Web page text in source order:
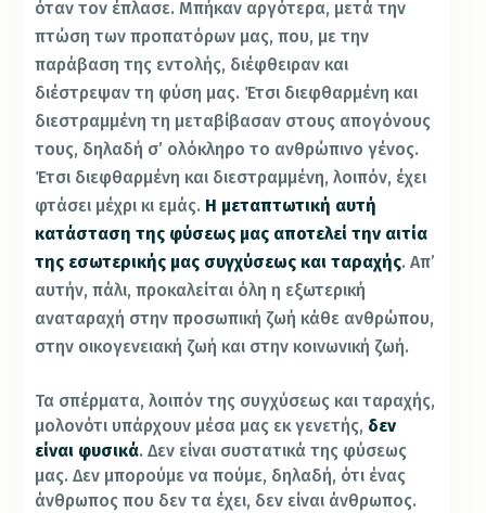
όταν τον έπλασε. Μπήκαν αργότερα, μετά την
πτώση των προπατόρων μας, που, με την
παράβαση της εντολής, διέφθειραν και
διέστρεψαν τη φύση μας. Έτσι διεφθαρμένη και
διεστραμμένη τη μεταβίβασαν στους απογόνους
τους, δηλαδή σ’ ολόκληρο το ανθρώπινο γένος.
Έτσι διεφθαρμένη και διεστραμμένη, λοιπόν, έχει
φτάσει μέχρι κι εμάς. Η μεταπτωτική αυτή
κατάσταση της φύσεως μας αποτελεί την αιτία
της εσωτερικής μας συγχύσεως και ταραχής. Απ’
αυτήν, πάλι, προκαλείται όλη η εξωτερική
αναταραχή στην προσωπική ζωή κάθε ανθρώπου,
στην οικογενειακή ζωή και στην κοινωνική ζωή.
Τα σπέρματα, λοιπόν της συγχύσεως και ταραχής,
μολονότι υπάρχουν μέσα μας εκ γενετής, δεν
είναι φυσικά. Δεν είναι συστατικά της φύσεως
μας. Δεν μπορούμε να πούμε, δηλαδή, ότι ένας
άνθρωπος που δεν τα έχει, δεν είναι άνθρωπος.